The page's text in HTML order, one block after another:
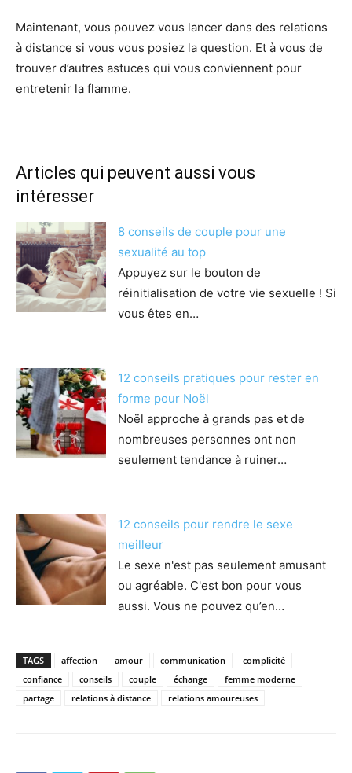
Maintenant, vous pouvez vous lancer dans des relations
à distance si vous vous posiez la question. Et à vous de
trouver d’autres astuces qui vous conviennent pour
entretenir la flamme.
Articles qui peuvent aussi vous
intéresser
8 conseils de couple pour une
sexualité au top
Appuyez sur le bouton de
réinitialisation de votre vie sexuelle ! Si
vous êtes en…
12 conseils pratiques pour rester en
forme pour Noël
Noël approche à grands pas et de
nombreuses personnes ont non
seulement tendance à ruiner…
12 conseils pour rendre le sexe
meilleur
Le sexe n'est pas seulement amusant
ou agréable. C'est bon pour vous
aussi. Vous ne pouvez qu’en…
TAGS affection amour communication
complicité
confiance
conseils couple échange
femme moderne
partage
relations à distance relations amoureuses